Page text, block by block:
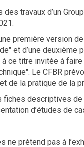
travaux d’un
première version
et d’une
ce titre invitée à
Le CFBR
de la pratique de la
fiches descriptives
d’études de
prétend pas à